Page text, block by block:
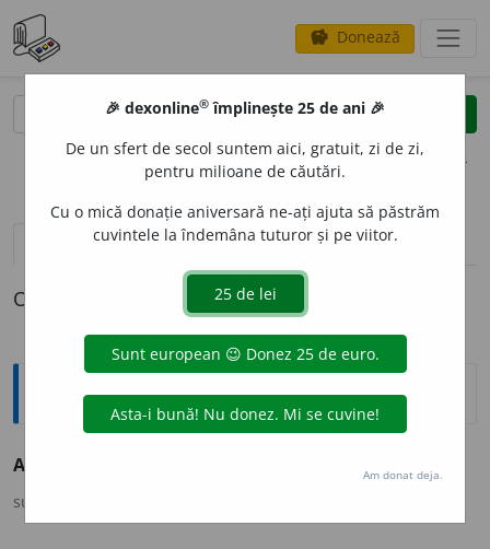
savings Donează
clear
opțiuni
definiții (1) declinări
O definiție pentru adrenocorticotrop
Sinonime
ADRENOCORTICOTR
sursa:
🎉 dexonline® împlinește 25 de ani 🎉
De un sfert de secol suntem aici, gratuit, zi de zi,
pentru milioane de căutări.
Cu o mică donație aniversară ne-ați ajuta să păstrăm
cuvintele la îndemâna tuturor și pe viitor.
Am donat deja.